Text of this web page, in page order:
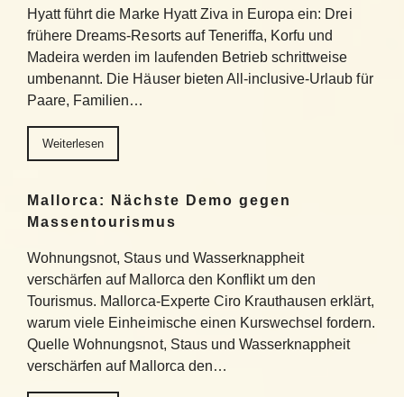
Hyatt führt die Marke Hyatt Ziva in Europa ein: Drei
frühere Dreams-Resorts auf Teneriffa, Korfu und
Madeira werden im laufenden Betrieb schrittweise
umbenannt. Die Häuser bieten All-inclusive-Urlaub für
Paare, Familien…
Weiterlesen
Mallorca: Nächste Demo gegen
Massentourismus
Wohnungsnot, Staus und Wasserknappheit
verschärfen auf Mallorca den Konflikt um den
Tourismus. Mallorca-Experte Ciro Krauthausen erklärt,
warum viele Einheimische einen Kurswechsel fordern.
Quelle Wohnungsnot, Staus und Wasserknappheit
verschärfen auf Mallorca den…